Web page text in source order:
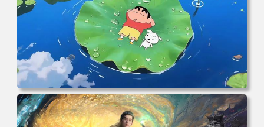
电脑壁纸 动漫角色 卡通场景 夏日休闲 夏日壁纸 治愈系 童
年回忆 荷塘荷叶 蜡笔小新 电脑桌面 高清壁纸 壁纸下载 壁